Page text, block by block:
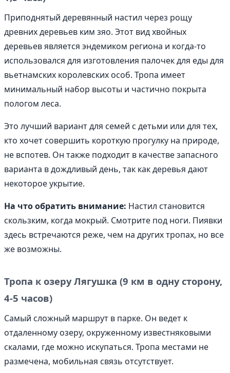
Приподнятый деревянный настил через рощу
древних деревьев ким зяо. Этот вид хвойных
деревьев является эндемиком региона и когда-то
использовался для изготовления палочек для еды для
вьетнамских королевских особ. Тропа имеет
минимальный набор высоты и частично покрыта
пологом леса.
Это лучший вариант для семей с детьми или для тех,
кто хочет совершить короткую прогулку на природе,
не вспотев. Он также подходит в качестве запасного
варианта в дождливый день, так как деревья дают
некоторое укрытие.
На что обратить внимание: Настил становится
скользким, когда мокрый. Смотрите под ноги. Пиявки
здесь встречаются реже, чем на других тропах, но все
же возможны.
Тропа к озеру Лягушка (9 км в одну сторону,
4-5 часов)
Самый сложный маршрут в парке. Он ведет к
отдаленному озеру, окруженному известняковыми
скалами, где можно искупаться. Тропа местами не
размечена, мобильная связь отсутствует.